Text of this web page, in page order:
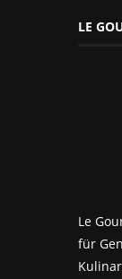
LE
Le
für